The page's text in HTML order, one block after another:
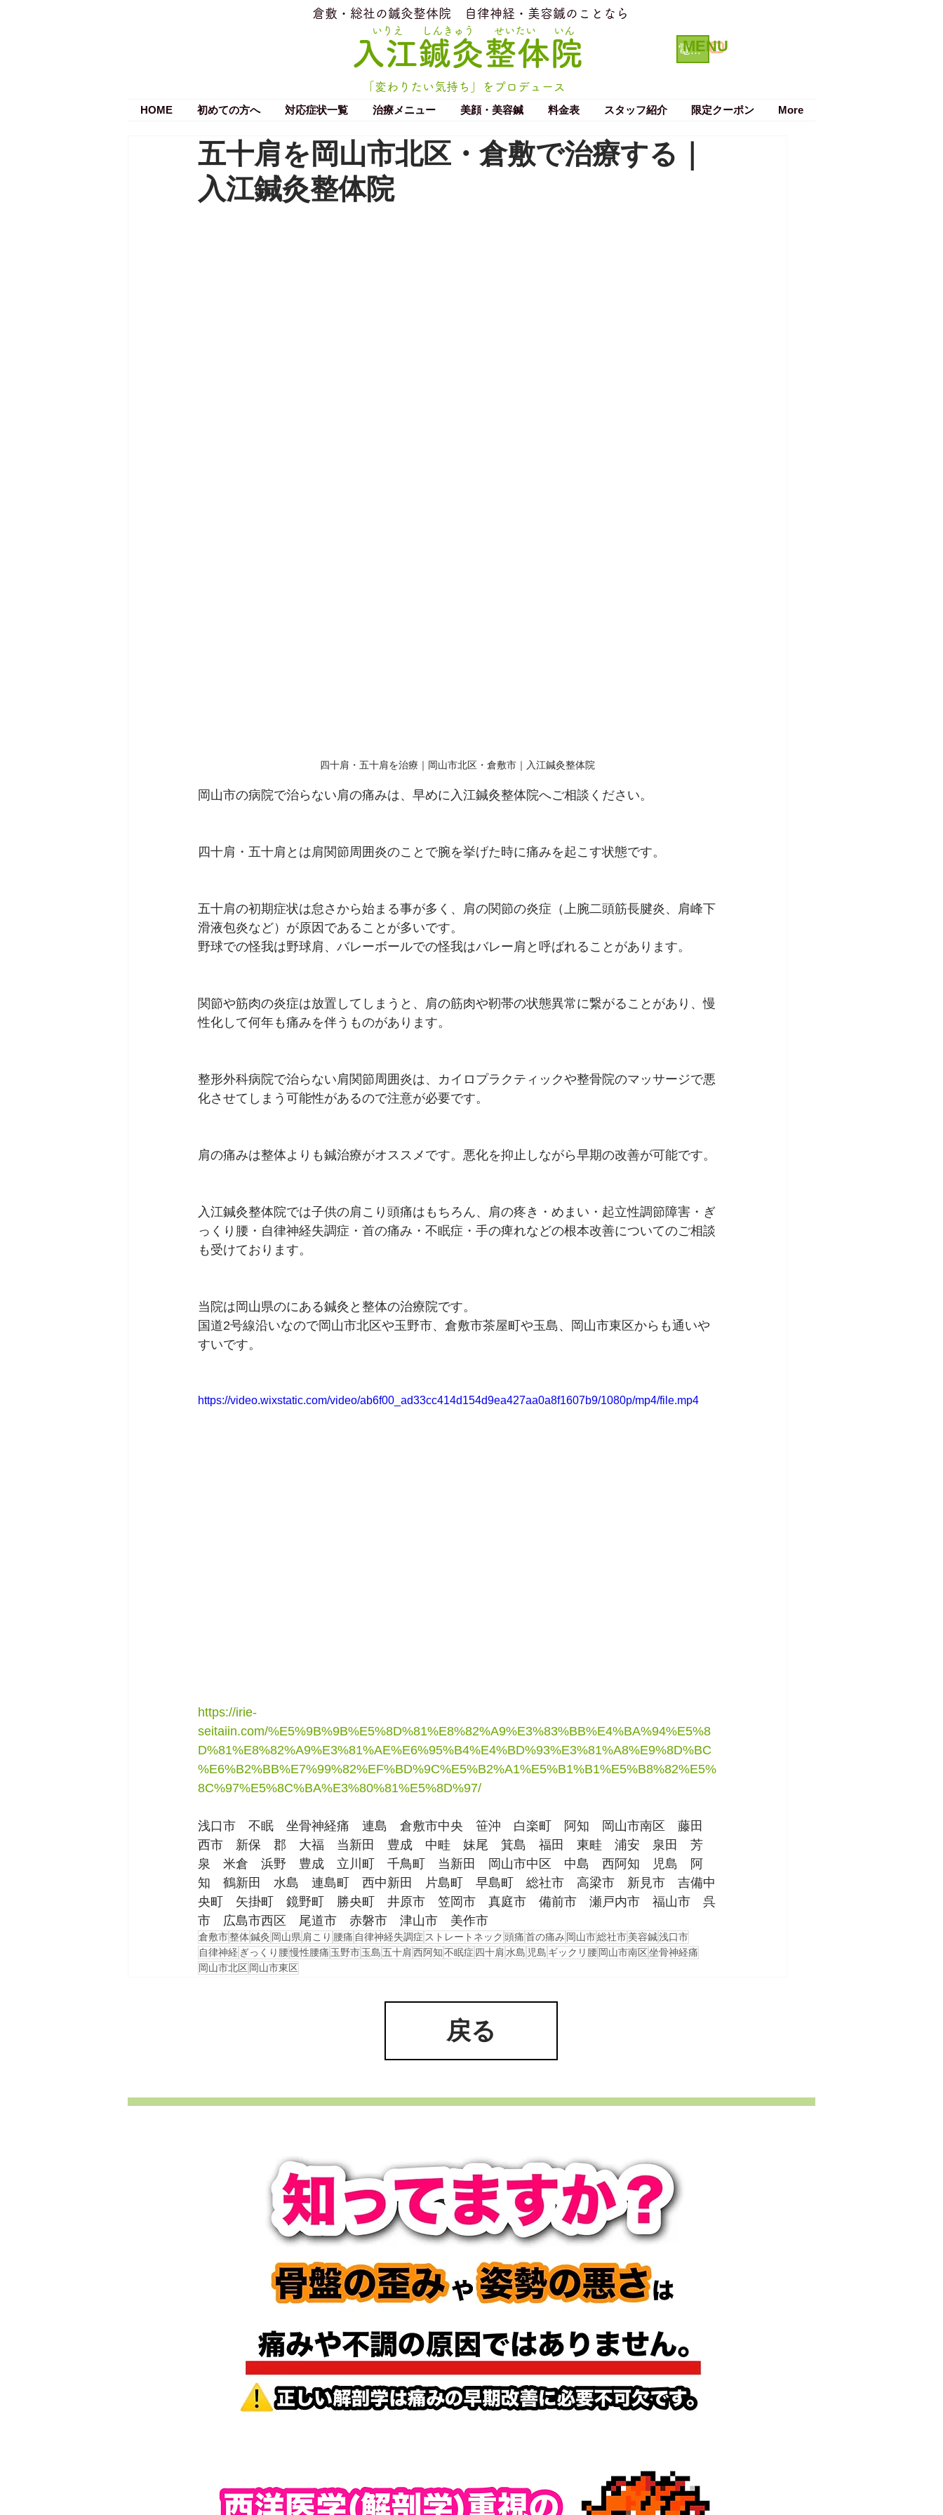
いりえ
​倉敷・総社の鍼灸整体院 ​自律神経・美容鍼のことなら
​入江鍼灸整体院
せいたい
しんきゅう いん
電話で予約する クーポン
MENU
「変わりたい気持ち」をプロデュース
HOME
初めての方へ 対応症状一覧 治療メニュー 美顔・美容鍼 料金表 スタッフ紹介 限定クーポン More
五十肩を岡山市北区・倉敷で治療する｜
入江鍼灸整体院
四十肩・五十肩を治療｜岡山市北区・倉敷市｜入江鍼灸整体院
岡山市の病院で治らない肩の痛みは、早めに入江鍼灸整体院へご相談ください。
四十肩・五十肩とは肩関節周囲炎のことで腕を挙げた時に痛みを起こす状態です。
五十肩の初期症状は怠さから始まる事が多く、肩の関節の炎症（上腕二頭筋長腱炎、肩峰下
滑液包炎など）が原因であることが多いです。
野球での怪我は野球肩、バレーボールでの怪我はバレー肩と呼ばれることがあります。
関節や筋肉の炎症は放置してしまうと、肩の筋肉や靭帯の状態異常に繋がることがあり、慢
性化して何年も痛みを伴うものがあります。
整形外科病院で治らない肩関節周囲炎は、カイロプラクティックや整骨院のマッサージで悪
化させてしまう可能性があるので注意が必要です。
肩の痛みは整体よりも鍼治療がオススメです。悪化を抑止しながら早期の改善が可能です。
入江鍼灸整体院では子供の肩こり頭痛はもちろん、肩の疼き・めまい・起立性調節障害・ぎ
っくり腰・自律神経失調症・首の痛み・不眠症・手の痺れなどの根本改善についてのご相談
も受けております。
当院は岡山県のにある鍼灸と整体の治療院です。
国道2号線沿いなので岡山市北区や玉野市、倉敷市茶屋町や玉島、岡山市東区からも通いや
すいです。
https://video.wixstatic.com/video/ab6f00_ad33cc414d154d9ea427aa0a8f1607b9/1080p/mp4/file.mp4
https://irie-
seitaiin.com/%E5%9B%9B%E5%8D%81%E8%82%A9%E3%83%BB%E4%BA%94%E5%8
D%81%E8%82%A9%E3%81%AE%E6%95%B4%E4%BD%93%E3%81%A8%E9%8D%BC
%E6%B2%BB%E7%99%82%EF%BD%9C%E5%B2%A1%E5%B1%B1%E5%B8%82%E5%
8C%97%E5%8C%BA%E3%80%81%E5%8D%97/
浅口市　不眠　坐骨神経痛　連島　倉敷市中央　笹沖　白楽町　阿知　岡山市南区　藤田
西市　新保　郡　大福　当新田　豊成　中畦　妹尾　箕島　福田　東畦　浦安　泉田　芳
泉　米倉　浜野　豊成　立川町　千鳥町　当新田　岡山市中区　中島　西阿知　児島　阿
知　鶴新田　水島　連島町　西中新田　片島町　早島町　総社市　高梁市　新見市　吉備中
央町　矢掛町　鏡野町　勝央町　井原市　笠岡市　真庭市　備前市　瀬戸内市　福山市　呉
市　広島市西区　尾道市　赤磐市　津山市　美作市
倉敷市整体鍼灸 岡山県肩こり 腰痛 自律神経失調症 ストレートネック 頭痛首の痛み 岡山市総社市美容鍼浅口市
自律神経 ぎっくり腰慢性腰痛 玉野市玉島 五十肩西阿知不眠症 四十肩水島 児島 ギックリ腰 岡山市南区坐骨神経痛
岡山市北区 岡山市東区
戻る